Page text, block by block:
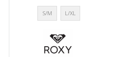
S/M L/XL